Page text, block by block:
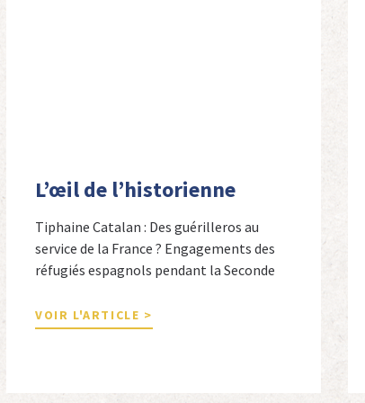
L’œil de l’historienne
Tiphaine Catalan : Des guérilleros au
service de la France ? Engagements des
réfugiés espagnols pendant la Seconde
professeure agrégée d’espagnol dans le
secondaire et docteure en études
en Limousin et a particulièrement étudié
VOIR L'ARTICLE >